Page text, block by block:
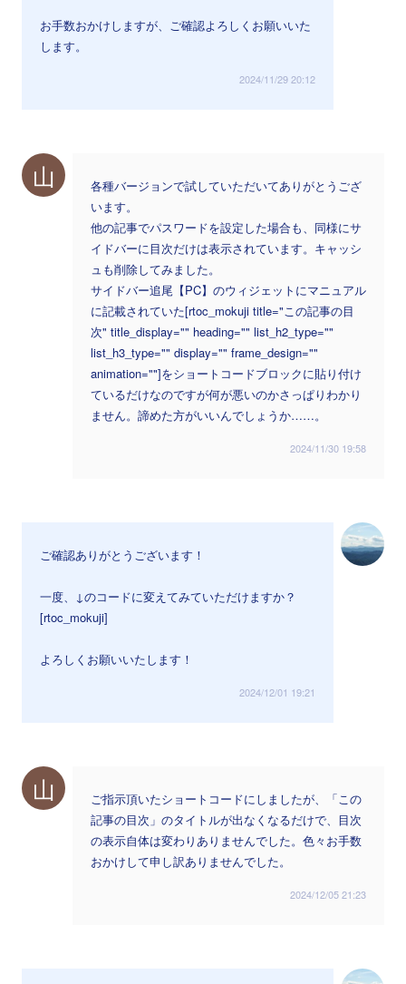
お手数おかけしますが、ご確認よろしくお願いいた
します。
2024/11/29 20:12
山
各種バージョンで試していただいてありがとうござ
います。
他の記事でパスワードを設定した場合も、同様にサ
イドバーに目次だけは表示されています。キャッシ
ュも削除してみました。
サイドバー追尾【PC】のウィジェットにマニュアル
に記載されていた[rtoc_mokuji title="この記事の目
次" title_display="" heading="" list_h2_type=""
list_h3_type="" display="" frame_design=""
animation=""]をショートコードブロックに貼り付け
ているだけなのですが何が悪いのかさっぱりわかり
ません。諦めた方がいいんでしょうか……。
2024/11/30 19:58
ご確認ありがとうございます！
一度、↓のコードに変えてみていただけますか？
[rtoc_mokuji]
よろしくお願いいたします！
2024/12/01 19:21
山
ご指示頂いたショートコードにしましたが、「この
記事の目次」のタイトルが出なくなるだけで、目次
の表示自体は変わりありませんでした。色々お手数
おかけして申し訳ありませんでした。
2024/12/05 21:23